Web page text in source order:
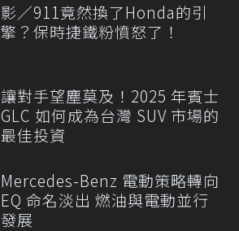
影／911竟然換了Honda的引
擎？保時捷鐵粉憤怒了！
讓對手望塵莫及！2025 年賓士
GLC 如何成為台灣 SUV 市場的
最佳投資
Mercedes-Benz 電動策略轉向
EQ 命名淡出 燃油與電動並行
發展